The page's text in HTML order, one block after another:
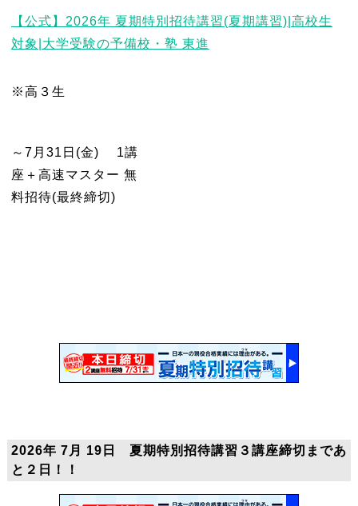
【公式】2026年 夏期特別招待講習(夏期講習)|高校生
対象|大学受験の予備校・塾 東進
※高３生
～7月31日(金) 1講
座＋高速マスター 無
料招待(最終締切)
2026年 7月 19日 夏期特別招待講習３講座締切まであ
と２日！！